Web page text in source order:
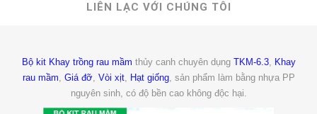
LIÊN LẠC VỚI CHÚNG TÔI
Bộ kit Khay trồng rau mầm thủy canh chuyên dụng TKM-6.3,
Khay
rau mầm Giá đỡ, Vòi xịt, Hạt giống, sản phẩm làm bằng nhựa PP
nguyên sinh, có độ bền cao không độc hại.